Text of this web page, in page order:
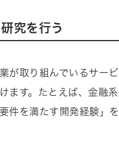
究を行う
が取り組んでいるサー
ます。たとえば、金融
件を満たす開発経験」を